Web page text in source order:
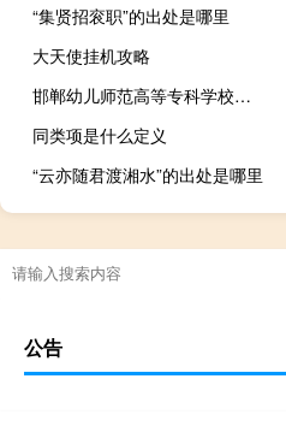
“集贤招衮职”的出处是哪里
大天使挂机攻略
邯郸幼儿师范高等专科学校是什么类别的学校
同类项是什么定义
“云亦随君渡湘水”的出处是哪里
公告